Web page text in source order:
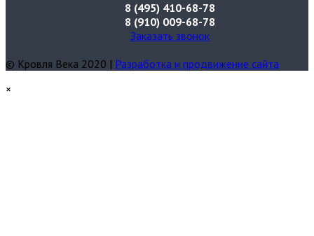
8 (495) 410-68-78
8 (910) 009-68-78
Заказать звонок
© Кровля Века 2020 | Разработка и продвижение сайта
×